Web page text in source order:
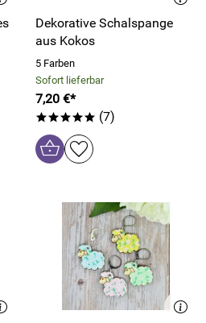
Dekorative Schalspange
aus Kokos
5 Farben
Sofort lieferbar
7,20 €*
***** (7)